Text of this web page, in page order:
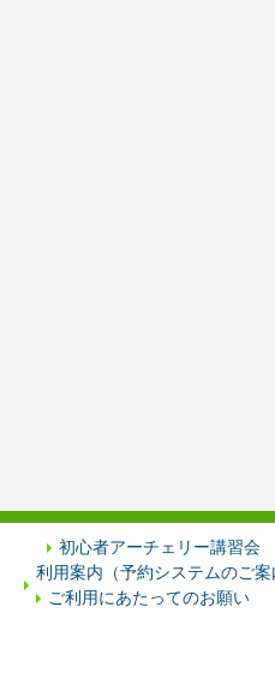
初心者アーチェリー講習会
利用案内（予約システムのご
ご利用にあたってのお願い